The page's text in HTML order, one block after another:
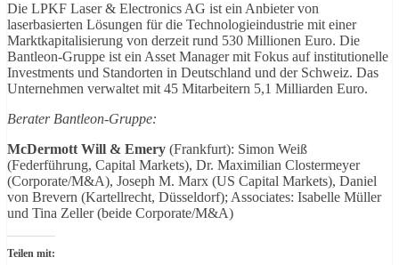
Die LPKF Laser & Electronics AG ist ein Anbieter von
laserbasierten Lösungen für die Technologieindustrie mit einer
Marktkapitalisierung von derzeit rund 530 Millionen Euro. Die
Bantleon-Gruppe ist ein Asset Manager mit Fokus auf institutionelle
Investments und Standorten in Deutschland und der Schweiz. Das
Unternehmen verwaltet mit 45 Mitarbeitern 5,1 Milliarden Euro.
Berater Bantleon-Gruppe:
McDermott Will & Emery (Frankfurt): Simon Weiß
(Federführung, Capital Markets), Dr. Maximilian Clostermeyer
(Corporate/M&A), Joseph M. Marx (US Capital Markets), Daniel
von Brevern (Kartellrecht, Düsseldorf); Associates: Isabelle Müller
und Tina Zeller (beide Corporate/M&A)
Teilen mit: